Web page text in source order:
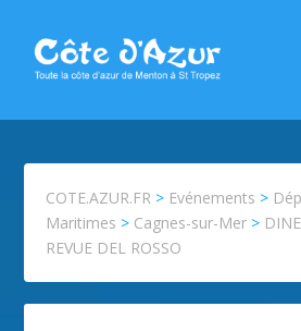
COTE.AZUR.FR > Evénements >
Maritimes > Cagnes-sur-Mer >
REVUE DEL ROSSO